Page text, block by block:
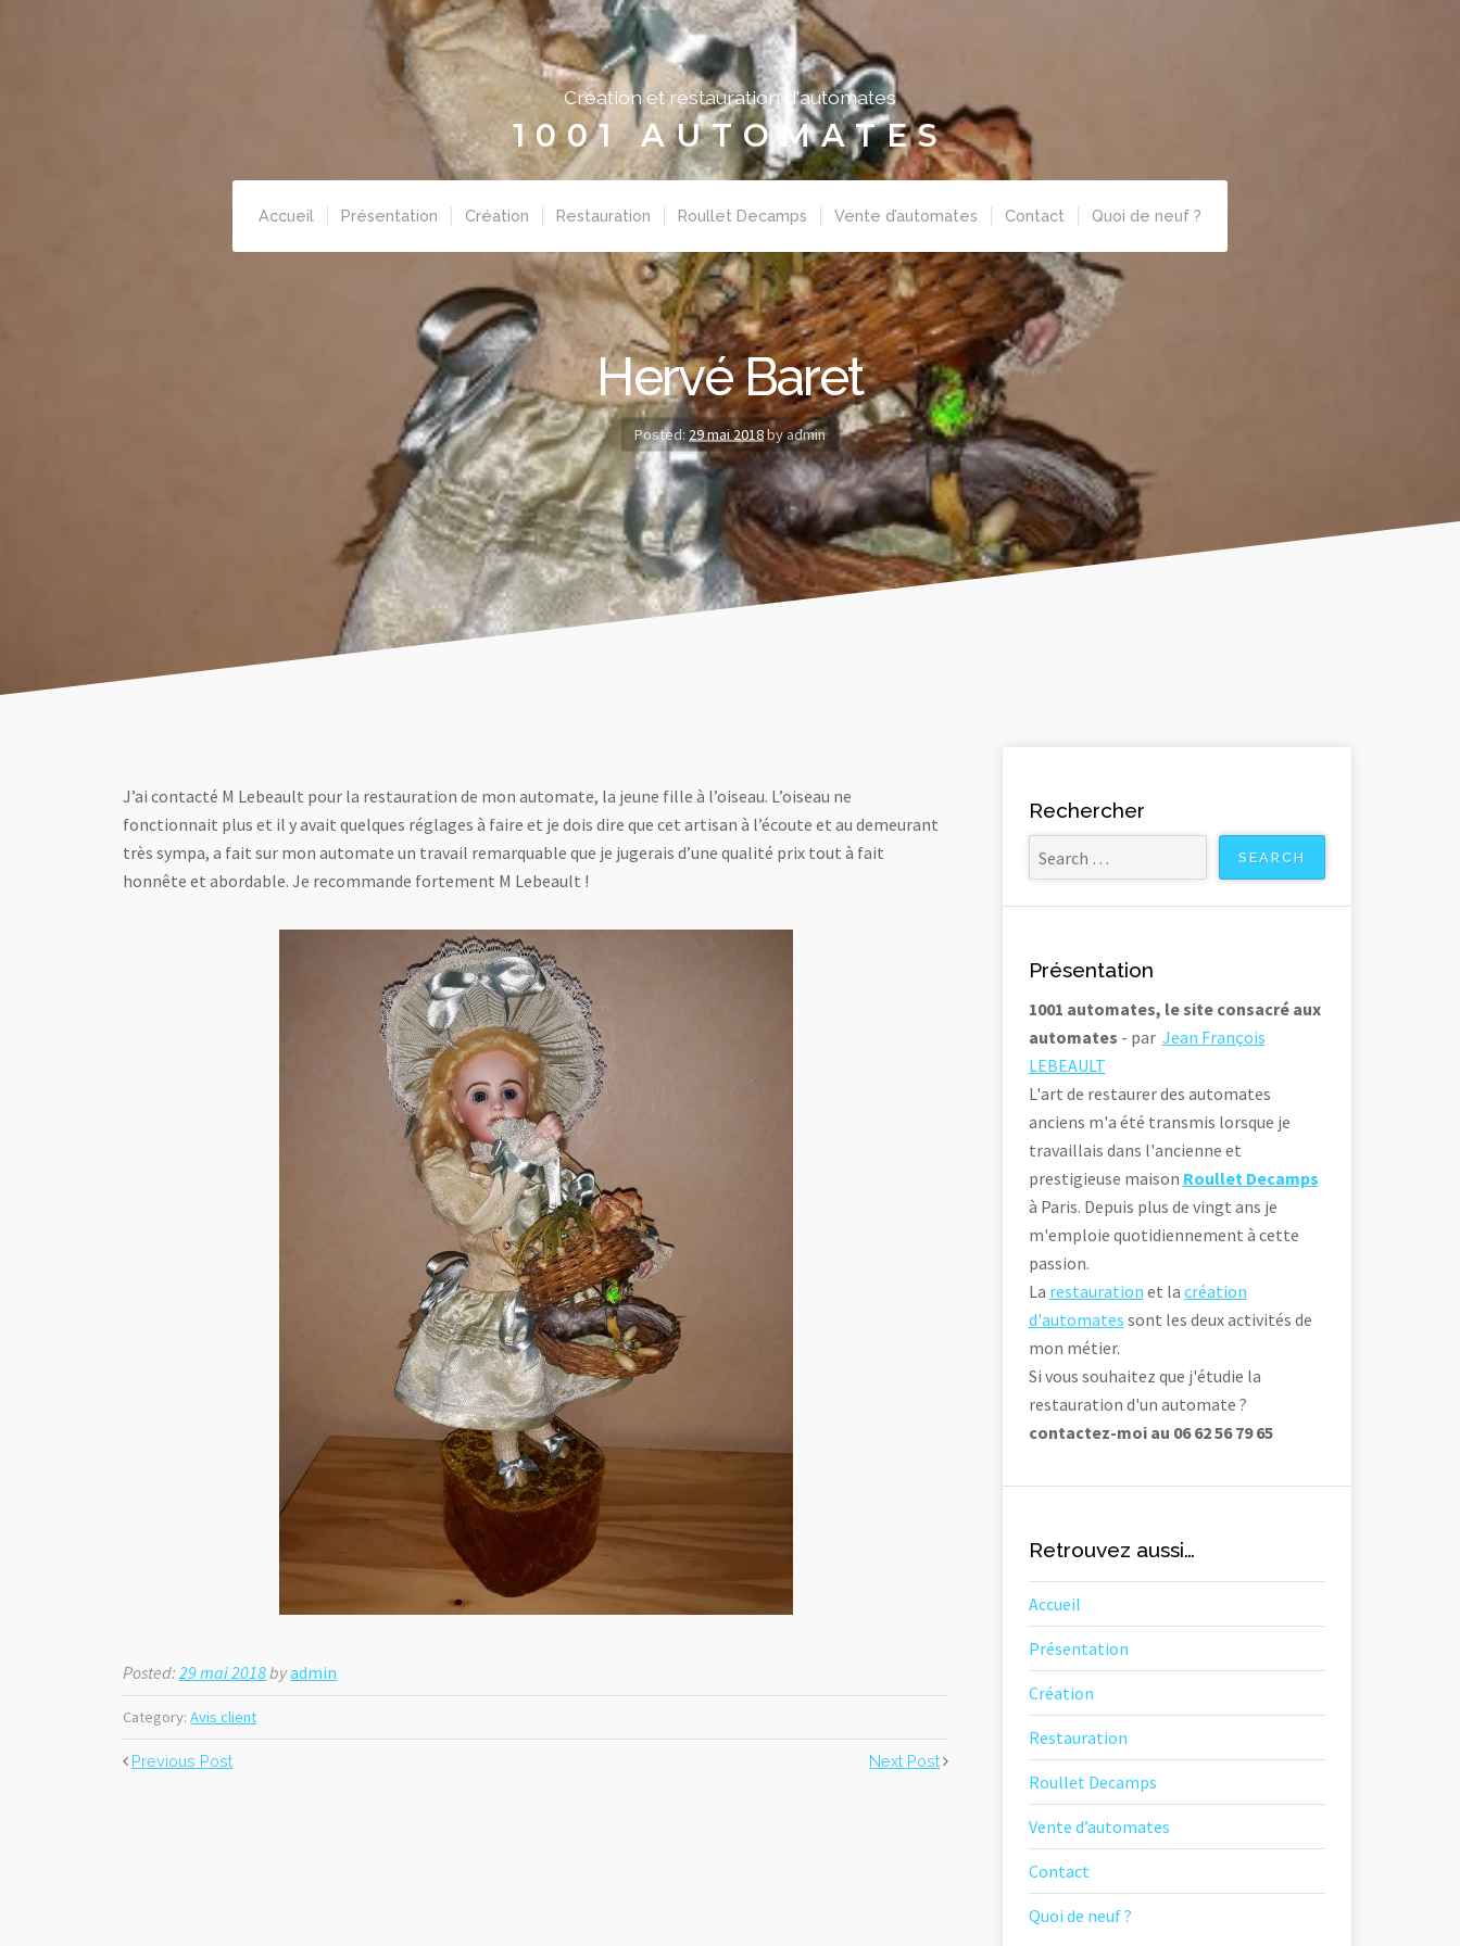
Création et restauration d'automates
1001 AUTOMATES
Accueil Présentation Création Restauration Roullet Decamps Vente d’automates Contact Quoi de neuf ?
Hervé Baret
Posted: 29 mai 2018by admin
J’ai contacté M Lebeault pour la restauration de mon automate, la jeune fille à l’oiseau. L’oiseau ne
fonctionnait plus et il y avait quelques réglages à faire et je dois dire que cet artisan à l’écoute et au demeurant
très sympa, a fait sur mon automate un travail remarquable que je jugerais d’une qualité prix tout à fait
honnête et abordable. Je recommande fortement M Lebeault !
Posted: 29 mai 2018byadmin
Category:Avis client
Previous Post Next Post
Rechercher
Présentation
1001 automates, le site consacré aux
automates - par Jean François
LEBEAULT
L'art de restaurer des automates
anciens m'a été transmis lorsque je
travaillais dans l'ancienne et
prestigieuse maison Roullet Decamps
à Paris. Depuis plus de vingt ans je
m'emploie quotidiennement à cette
passion.
La restauration et la création
d'automates sont les deux activités de
mon métier.
Si vous souhaitez que j'étudie la
restauration d'un automate ?
contactez-moi au 06 62 56 79 65
Retrouvez aussi…
Accueil
Présentation
Création
Restauration
Roullet Decamps
Vente d’automates
Contact
Quoi de neuf ?